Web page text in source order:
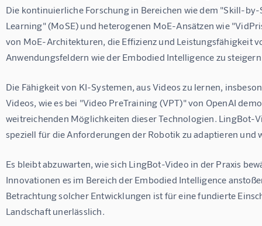
Die kontinuierliche Forschung in Bereichen wie dem "Skill-
Learning" (MoSE) und heterogenen MoE-Ansätzen wie
von MoE-Architekturen, die Effizienz und Leistungsfähigkeit
Anwendungsfeldern wie der Embodied Intelligence zu
Die Fähigkeit von KI-Systemen, aus Videos zu lernen,
Videos, wie es bei "Video PreTraining (VPT)" von OpenAI
weitreichenden Möglichkeiten dieser Technologien. LingBot-
speziell für die Anforderungen der Robotik zu adaptieren und
Es bleibt abzuwarten, wie sich LingBot-Video in der Praxis
Innovationen es im Bereich der Embodied Intelligence
Betrachtung solcher Entwicklungen ist für eine fundierte
Landschaft unerlässlich.